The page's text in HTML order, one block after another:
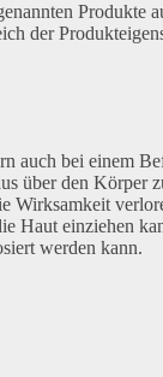
der
auch bei einem
über den Körper
Haut einziehen
werden kann.